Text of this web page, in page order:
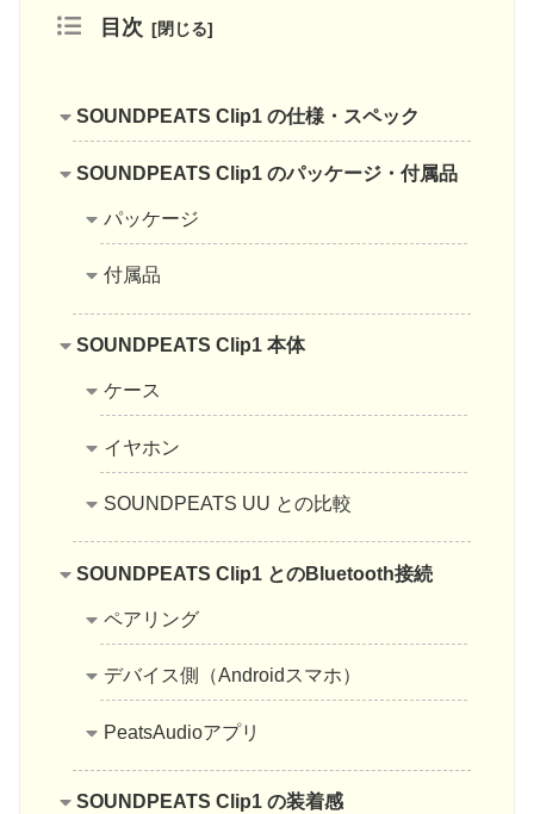
目次
SOUNDPEATS Clip1 の仕様・スペック
SOUNDPEATS Clip1 のパッケージ・付属品
パッケージ
付属品
SOUNDPEATS Clip1 本体
ケース
イヤホン
SOUNDPEATS UU との比較
SOUNDPEATS Clip1 とのBluetooth接続
ペアリング
デバイス側（Androidスマホ）
PeatsAudioアプリ
SOUNDPEATS Clip1 の装着感